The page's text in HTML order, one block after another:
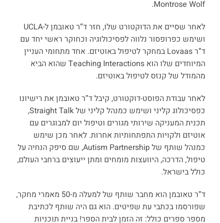
Montrose Wolf.
לאחר שסיים את הדוקטורט שלו, חזר ד”ר טאובמן ל-UCLA
ושימש כפרופסור נלווה לפסיכולוגיה וכחוקר ראשי יחד עם
ד”ר Lovaas במחקר לטיפול באוטיזם. אחד מתחומי העניין
המיוחדים שלו הוא Teaching Interactions שהוא הביא
מהמודל של קנזס לטיפול באוטיזם.
לאחר עבודת הפוסט-דוקטורט, קיבל ד”ר טאובמן את רישיונו
כפסיכולוג קליני ושימש כמנהל קליני של Straight Talk,
תכנית המעניקה שירותי מגורים וטיפול יום למבוגרים עם
אוטיזם ולקויות התפתחותיות אחרות. לאחר מכן שימש
כמנהל שותף של Autism Partnership, שם סיפק הנחיה על
טיפול, הדרכה, היוועצות מומחים ומתן ייעוצים ברחבי העולם,
כולל בישראל.
ד”ר טאובמן הוא מחבר שותף של למעלה מ-50 מאמרי מחקר,
שפורסמו בכתבי עת שפיטים. הוא גם היה שותף לכתיבת
מספר ספרים כולל: זה הזמן לבית הספר! בניית תוכניות